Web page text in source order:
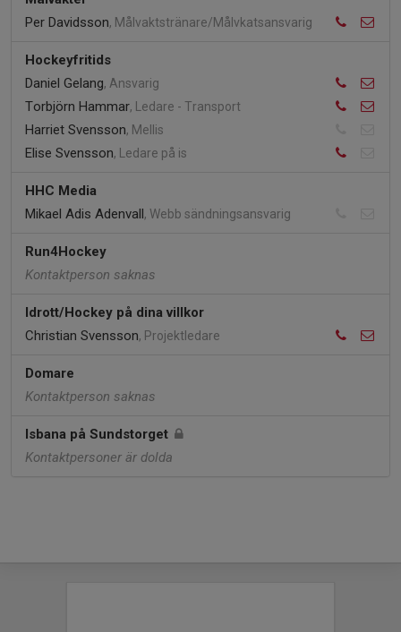
Per Davidsson, Målvaktstränare/Målvkatsansvarig
Hockeyfritids
Daniel Gelang, Ansvarig
Torbjörn Hammar, Ledare - Transport
Harriet Svensson, Mellis
Elise Svensson, Ledare på is
HHC Media
Mikael Adis Adenvall, Webb sändningsansvarig
Run4Hockey
Kontaktperson saknas
Idrott/Hockey på dina villkor
Christian Svensson, Projektledare
Domare
Kontaktperson saknas
Isbana på Sundstorget
Kontaktpersoner är dolda